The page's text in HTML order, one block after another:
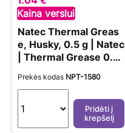
Kaina verslui
Natec Thermal Greas
e, Husky, 0.5 g | Natec
| Thermal Grease 0.2
Prekės kodas NPT-1580
Pridėti į
krepšelį